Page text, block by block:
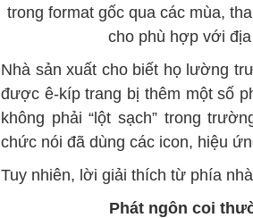
trong format gốc qua các mùa,
cho phù hợp với
Nhà sản xuất cho biết họ lường
được ê-kíp trang bị thêm một số
không phải “lột sạch” trong
chức nói đã dùng các icon, hiệu
Tuy nhiên, lời giải thích từ phía
Phát ngôn coi